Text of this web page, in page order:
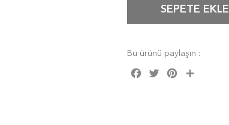
SEPETE EKLE
Bu ürünü paylaşın :
Facebook
Twitter Pinterest